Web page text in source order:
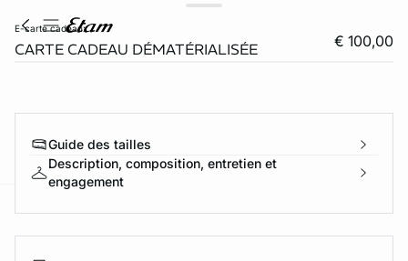
e-carte cadeaux
CARTE CADEAU DÉMATÉRIALISÉE € 100,00
Guide des tailles
Description, composition, entretien et
engagement